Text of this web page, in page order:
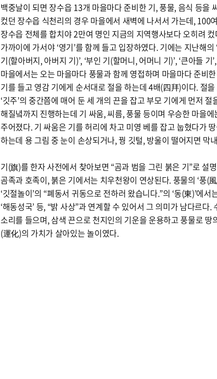
백중날이 되면 장수읍 13개 마을마다 준비한 기, 풍물, 음식 등
컸던 장수읍 식천리의 경우 마을에서 새벽에 나서서 가는데,
장수읍 전체를 합치야 2만여 명인 지금의 지역행사보다 오히려
가까이에 가서야 ‘영기’를 함께 들고 입장하였다. 기에는 지난해
기(할아버지, 아버지 기)’, ‘부인 기(할머니, 어머니 기)’, ‘큰아들
마을에서는 오는 마을마다 풍물과 함께 영접하며 마을마다 준비
기를 들고 영감 기에게 순서대로 절을 하는데 4배(四拜)이다. 절
‘깃주’의 중간쯤에 매어 둔 세 개의 끈을 잡고 부모 기에게 먼저
해질녘까지 진행하는데 기 싸움, 씨름, 풍물 등이며 우승한 마을
주어졌다. 기 싸움은 기를 허리에 차고 미영 베를 잡고 눕혔다가
하는데 용 그림 중 눈이 손상되거나, 꿩 깃털, 방울이 떨어지면 막
기(旗)를 한자 사전에서 찾아보면 “곰과 범을 그린 붉은 기”로 설
곰족과 호족이, 붉은 기에서는 치우천왕이 연상된다. 풍물의 ‘풍(
‘깃절놀이’의 “폐동서 귀동으로 전하러 왔습니다.”의 ‘동(東)’에서
‘해동성국’ 등, “밝 사상”과 연계할 수 있어서 그 의미가 남다르
소리를 들으며, 삼색 끈으로 천지인의 기운을 운용하고 풍물로
(運化)의 가치가 살아있는 놀이였다.